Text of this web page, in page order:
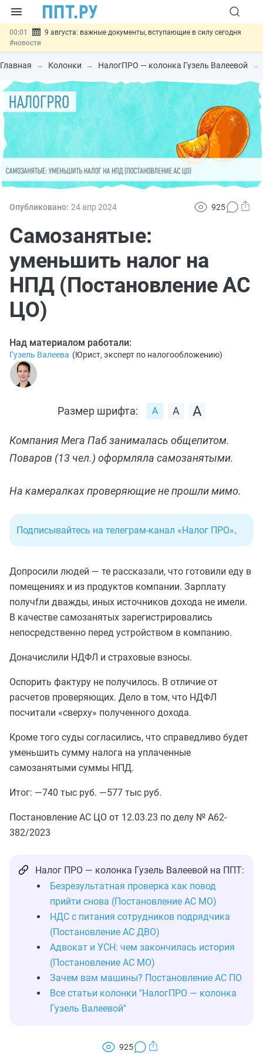
00:01
9 августа: важные документы, вступающие в силу сегодня
#новости
07.08 Подписан закон о блокировке продажи опасных товаров через
«Честный знак»#новости
07.08
Госпошлину за устранение ошибок в документах предлагают
отменить
#новости
07.08
Важно
Разработают единые критерии трудовых и ГПХ-
#новости
Главная Колонки НалогПРО — колонка Гузель Валеевой
Опубликовано: 24 апр 2024 925
Самозанятые:
уменьшить налог на
НПД (Постановление АС
ЦО)
Над материалом работали:
Гузель Валеева (Юрист, эксперт по налогообложению)
Размер шрифта:
Компания Мега Паб занималась общепитом.
Поваров (13 чел.) оформляла самозанятыми.
На камералках проверяющие не прошли мимо.
Подписывайтесь на телеграм-канал «Налог ПРО».
Допросили людей — те рассказали, что готовили еду в
помещениях и из продуктов компании. Зарплату
получfли дважды, иных источников дохода не имели.
В качестве самозанятых зарегистрировались
непосредственно перед устройством в компанию.
Доначислили НДФЛ и страховые взносы.
Оспорить фактуру не получилось. В отличие от
расчетов проверяющих. Дело в том, что НДФЛ
посчитали «сверху» полученного дохода.
Кроме того суды согласились, что справедливо будет
уменьшить сумму налога на уплаченные
самозанятыми суммы НПД.
Итог: —740 тыс руб. —577 тыс руб.
Постановление АС ЦО от 12.03.23 по делу № А62-
382/2023
Налог ПРО — колонка Гузель Валеевой на ППТ:
Безрезультатная проверка как повод
прийти снова (Постановление АС МО)
НДС с питания сотрудников подрядчика
(Постановление АС ДВО)
Адвокат и УСН: чем закончилась история
(Постановление АС МО)
Зачем вам машины? Постановление АС ПО
Все статьи колонки "НалогПРО — колонка
Гузель Валеевой"
925